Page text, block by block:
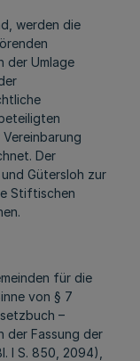
werden die
der Umlage
Der
Gütersloh zur
Stiftischen
für die
von § 7
–
der Fassung der
I S. 850, 2094),